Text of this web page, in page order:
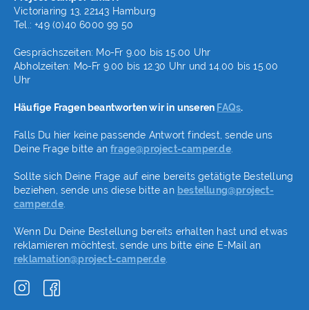
Victoriaring 13, 22143 Hamburg
Tel.: +49 (0)40 6000 99 50
Gesprächszeiten: Mo-Fr 9.00 bis 15.00 Uhr
Abholzeiten: Mo-Fr 9.00 bis 12.30 Uhr und 14.00 bis 15.00
Uhr
Häufige Fragen beantworten wir in unseren FAQs.
Falls Du hier keine passende Antwort findest, sende uns
Deine Frage bitte anfrage@project-camper.de.
Sollte sich Deine Frage auf eine bereits getätigte Bestellung
beziehen, sende uns diese bitte an bestellung@project-
camper.de.
Wenn Du Deine Bestellung bereits erhalten hast und etwas
reklamieren möchtest, sende uns bitte eine E-Mail an
reklamation@project-camper.de.